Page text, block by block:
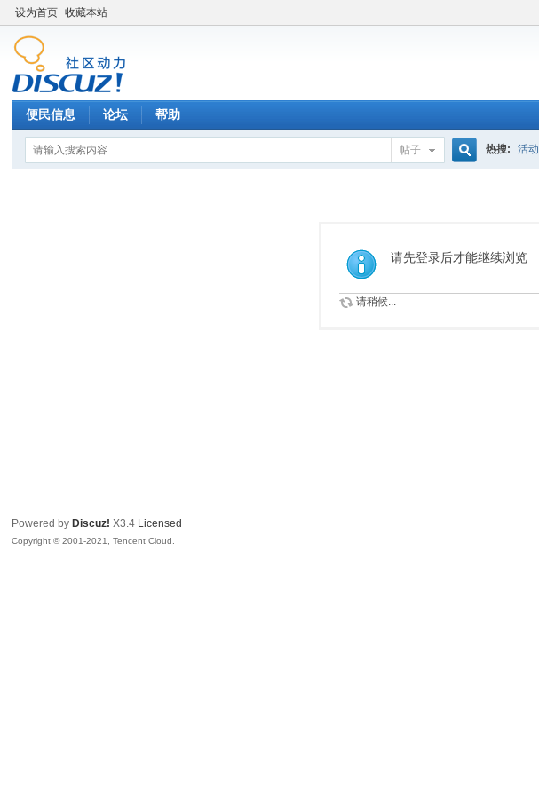
设为首页 收藏本站
便民信息 论坛 帮助
帖子
索
热搜: 活动
请先登录后才能继续浏览
请稍候...
Powered by Discuz! X3.4 Licensed
Copyright © 2001-2021, Tencent Cloud.